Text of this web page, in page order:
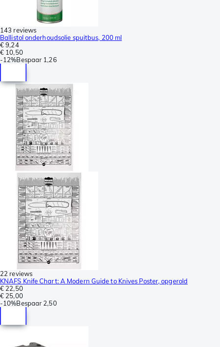
143 reviews
Ballistol onderhoudsolie spuitbus, 200 ml
€ 9,24
€ 10,50
-12%Bespaar 1,26
22 reviews
KNAFS Knife Chart: A Modern Guide to Knives Poster, opgerold
€ 22,50
€ 25,00
-10%Bespaar 2,50